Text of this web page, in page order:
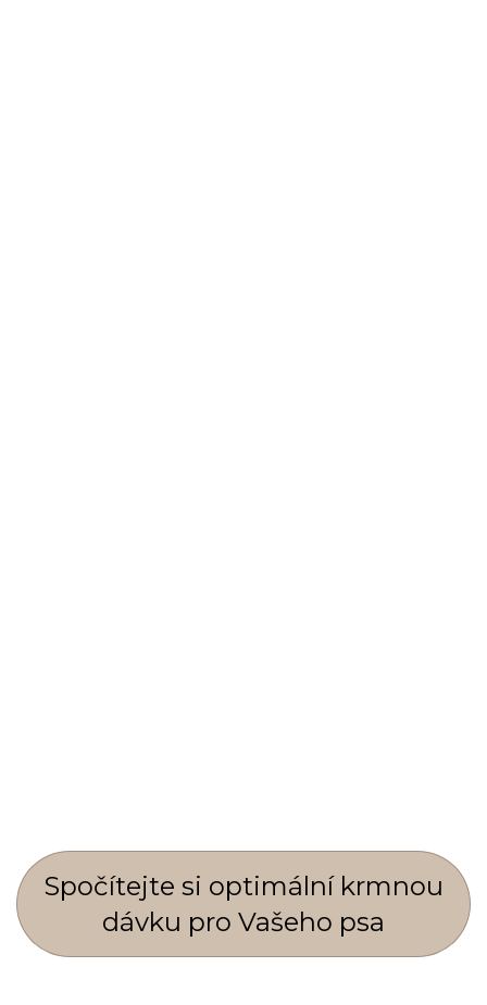
Spočí­tejte si optimální krmnou
dávku pro Vašeho psa